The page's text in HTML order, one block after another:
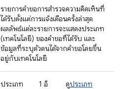
รายการคำขอการสำรวจความคิดเห็นที่
ได้รับตั้งแต่การแจ้งเตือนครั้งล่าสุด
ผลลัพธ์แต่ละรายการจะแสดงประเภท
(เทคโนโลยี) ของคำขอที่ได้รับ และ
ข้อมูลที่ระบุตัวตนได้จากคำขอโดยขึ้น
อยู่กับเทคโนโลยี
ประเภท
1 อ็
ดูประเภท